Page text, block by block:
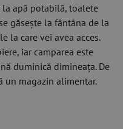
la apă potabilă, toalete
găsește la fântâna de la
la care vei avea acces.
iar camparea este
duminică dimineața. De
un magazin alimentar.